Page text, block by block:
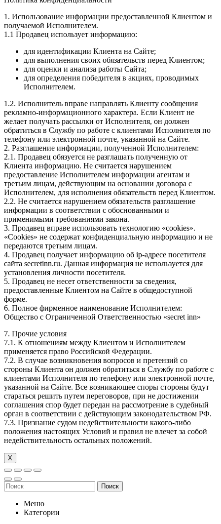
1. Использование информации предоставленной Клиентом и
получаемой Исполнителем.
1.1 Продавец использует информацию:
для идентификации Клиента на Сайте;
для выполнения своих обязательств перед Клиентом;
для оценки и анализа работы Сайта;
для определения победителя в акциях, проводимых
Исполнителем.
1.2. Исполнитель вправе направлять Клиенту сообщения
рекламно-информационного характера. Если Клиент не
желает получать рассылки от Исполнителя, он должен
обратиться в Службу по работе с клиентами Исполнителя по
телефону или электронной почте, указанной на Сайте.
2. Разглашение информации, полученной Исполнителем:
2.1. Продавец обязуется не разглашать полученную от
Клиента информацию. Не считается нарушением
предоставление Исполнителем информации агентам и
третьим лицам, действующим на основании договора с
Исполнителем, для исполнения обязательств перед Клиентом.
2.2. Не считается нарушением обязательств разглашение
информации в соответствии с обоснованными и
применимыми требованиями закона.
3. Продавец вправе использовать технологию «cookies».
«Cookies» не содержат конфиденциальную информацию и не
передаются третьим лицам.
4. Продавец получает информацию об ip-адресе посетителя
сайта secretinn.ru. Данная информация не используется для
установления личности посетителя.
5. Продавец не несет ответственности за сведения,
предоставленные Клиентом на Сайте в общедоступной
форме.
6. Полное фирменное наименование Исполнителем:
Общество с Ограниченной Ответственностью «secret inn»
7. Прочие условия
7.1. К отношениям между Клиентом и Исполнителем
применяется право Российской Федерации.
7.2. В случае возникновения вопросов и претензий со
стороны Клиента он должен обратиться в Службу по работе с
клиентами Исполнителя по телефону или электронной почте,
указанной на Сайте. Все возникающее споры стороны будут
стараться решить путем переговоров, при не достижении
соглашения спор будет передан на рассмотрение в судебный
орган в соответствии с действующим законодательством РФ.
7.3. Признание судом недействительности какого-либо
положения настоящих Условий и правил не влечет за собой
недействительность остальных положений.
Х
Поиск
Меню
Категории